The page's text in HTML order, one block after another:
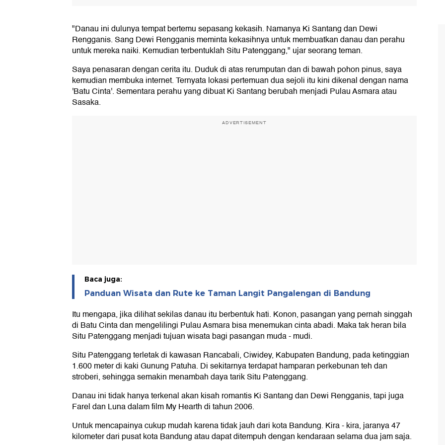
"Danau ini dulunya tempat bertemu sepasang kekasih. Namanya Ki Santang dan Dewi
Rengganis. Sang Dewi Rengganis meminta kekasihnya untuk membuatkan danau dan perahu
untuk mereka naiki. Kemudian terbentuklah Situ Patenggang," ujar seorang teman.
Saya penasaran dengan cerita itu. Duduk di atas rerumputan dan di bawah pohon pinus, saya
kemudian membuka internet. Ternyata lokasi pertemuan dua sejoli itu kini dikenal dengan nama
'Batu Cinta'. Sementara perahu yang dibuat Ki Santang berubah menjadi Pulau Asmara atau
Sasaka.
ADVERTISEMENT
Baca juga:
Panduan Wisata dan Rute ke Taman Langit Pangalengan di Bandung
Itu mengapa, jika dilihat sekilas danau itu berbentuk hati. Konon, pasangan yang pernah singgah
di Batu Cinta dan mengelilingi Pulau Asmara bisa menemukan cinta abadi. Maka tak heran bila
Situ Patenggang menjadi tujuan wisata bagi pasangan muda - mudi.
Situ Patenggang terletak di kawasan Rancabali, Ciwidey, Kabupaten Bandung, pada ketinggian
1.600 meter di kaki Gunung Patuha. Di sekitarnya terdapat hamparan perkebunan teh dan
stroberi, sehingga semakin menambah daya tarik Situ Patenggang.
Danau ini tidak hanya terkenal akan kisah romantis Ki Santang dan Dewi Rengganis, tapi juga
Farel dan Luna dalam film My Hearth di tahun 2006.
Untuk mencapainya cukup mudah karena tidak jauh dari kota Bandung. Kira - kira, jaranya 47
kilometer dari pusat kota Bandung atau dapat ditempuh dengan kendaraan selama dua jam saja.